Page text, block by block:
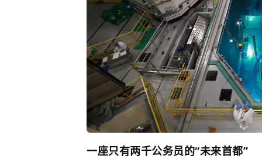
一座只有两千公务员的“未来首都”